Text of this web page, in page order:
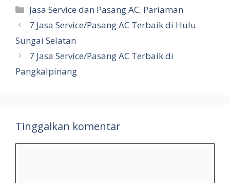
Kategori
Jasa Service dan Pasang AC, Pariaman
7 Jasa Service/Pasang AC Terbaik di Hulu
Sungai Selatan
7 Jasa Service/Pasang AC Terbaik di
Pangkalpinang
Tinggalkan komentar